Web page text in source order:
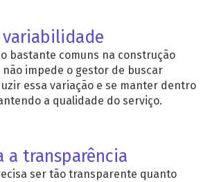
variabilidade
bastante comuns na construção
não impede o gestor de buscar
essa variação e se manter dentro
a qualidade do serviço.
a transparência
ser tão transparente quanto